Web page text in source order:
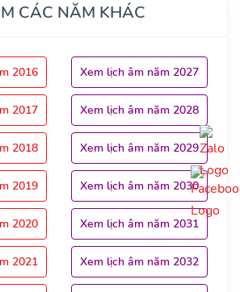
CÁC NĂM KHÁC
2016
2017
2018
2019
2020
2021
Xem lịch âm năm 2027
Xem lịch âm năm 2028
Xem lịch âm năm 2029
Xem lịch âm năm 2030
Xem lịch âm năm 2031
Xem lịch âm năm 2032